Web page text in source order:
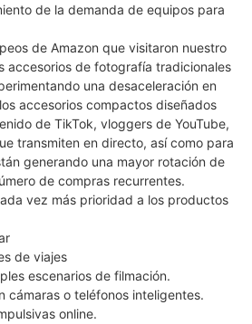
de la demanda de equipos para
de Amazon que visitaron nuestro
accesorios de fotografía tradicionales
una desaceleración en
accesorios compactos diseñados
de TikTok, vloggers de YouTube,
transmiten en directo, así como para
generando una mayor rotación de
de compras recurrentes.
vez más prioridad a los productos
de viajes
escenarios de filmación.
cámaras o teléfonos inteligentes.
online.